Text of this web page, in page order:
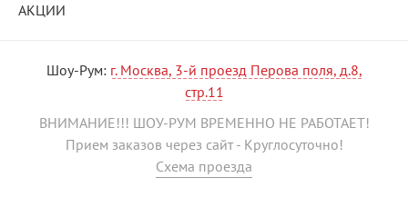
АКЦИИ
Шоу-Рум: г. Москва, 3-й проезд Перова поля, д.8,
стр.11
ВНИМАНИЕ!!! ШОУ-РУМ ВРЕМЕННО НЕ РАБОТАЕТ!
Прием заказов через сайт - Круглосуточно!
Схема проезда